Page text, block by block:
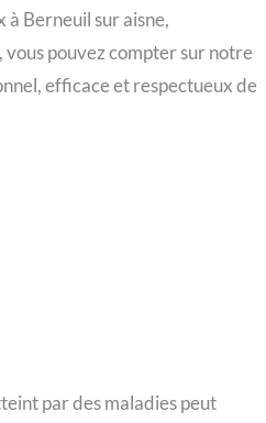
Berneuil sur aisne,
pouvez compter sur notre
efficace et respectueux de
par des maladies peut